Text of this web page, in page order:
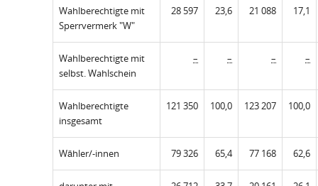
Wahlberechtigte mit
Sperrvermerk "W"
28 597 23,6 21 088 17,1
Wahlberechtigte mit
selbst. Wahlschein
– – – –
Wahlberechtigte
insgesamt
121 350 100,0 123 207 100,0
Wähler/-innen 79 326 65,4 77 168 62,6